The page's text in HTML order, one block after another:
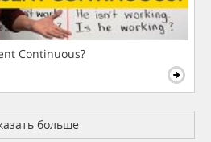
Continuous?
больше